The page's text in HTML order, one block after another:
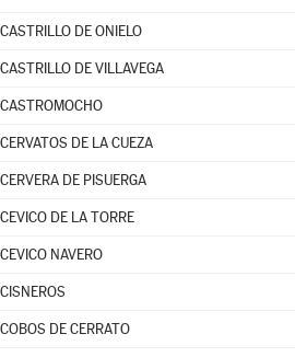
CASTRILLO DE ONIELO
CASTRILLO DE VILLAVEGA
CASTROMOCHO
CERVATOS DE LA CUEZA
CERVERA DE PISUERGA
CEVICO DE LA TORRE
CEVICO NAVERO
CISNEROS
COBOS DE CERRATO